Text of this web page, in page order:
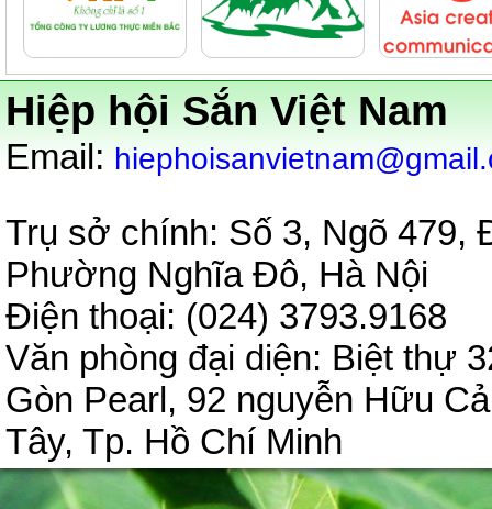
Hiệp hội Sắn Việt Nam
Email:
Trụ sở chính: Số 3, Ngõ 479,
Phường Nghĩa Đô, Hà Nội
Điện thoại: (024)
Văn phòng đại diện: Biệt thự
Gòn Pearl, 92 nguyễn Hữu
Tây, Tp. Hồ Chí Minh